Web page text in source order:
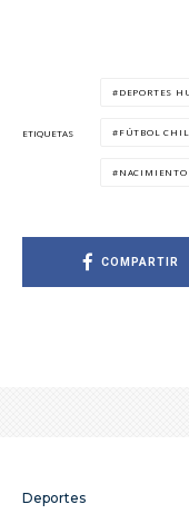
ETIQUETAS
DEPORTES
FÚTBOL
NACIMIENTO
COMPARTIR
Deportes